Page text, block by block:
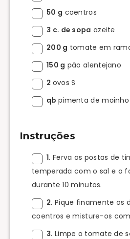
50 g coentros
3 c. de sopa azeite
200 g tomate em
150 g pão alentejano
2 ovos S
qb pimenta de moinho
Instruções
1. Ferva as postas de
temperada com o sal e a
durante 10 minutos.
2. Pique finamente os
coentros e misture-os com
3. Limpe o tomate de